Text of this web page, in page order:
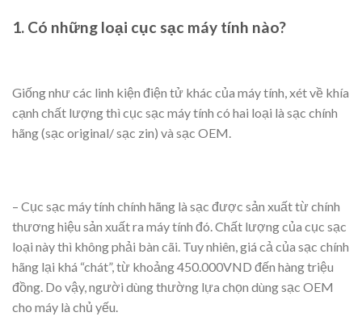
1. Có những loại cục sạc máy tính nào?
Giống như các linh kiện điện tử khác của máy tính, xét về khía
cạnh chất lượng thì cục sạc máy tính có hai loại là sạc chính
hãng (sạc original/ sạc zin) và sạc OEM.
– Cục sạc máy tính chính hãng là sạc được sản xuất từ chính
thương hiệu sản xuất ra máy tính đó. Chất lượng của cục sạc
loại này thì không phải bàn cãi. Tuy nhiên, giá cả của sạc chính
hãng lại khá “chát”, từ khoảng 450.000VND đến hàng triệu
đồng. Do vậy, người dùng thường lựa chọn dùng sạc OEM
cho máy là chủ yếu.